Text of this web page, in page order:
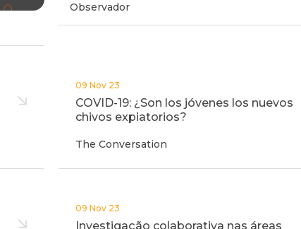
Observador
09 Nov 23
COVID-19: ¿Son los jóvenes los nuevos
chivos expiatorios?
The Conversation
09 Nov 23
Investigação colaborativa nas áreas